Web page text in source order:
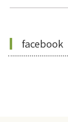
facebook